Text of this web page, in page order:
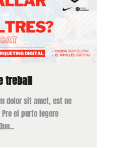
treball
dolor sit amet, est ne
ei purto legere